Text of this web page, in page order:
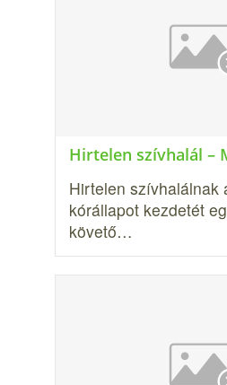
Hirtelen szívhalál –
Hirtelen szívhalálnak
kórállapot kezdetét
követő…